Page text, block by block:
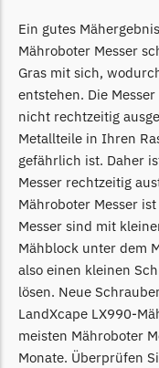
Begrenzungsdraht
MTD
Begrenzungsdraht
NAC
NAC Messer
Begrenzungsdraht
Orbex
Orbex Messer
Begrenzungsdraht
Philips
Ein gutes
Mähroboter Messer
Gras mit sich,
entstehen. Die
nicht rechtzeitig
Metallteile in Ihren
gefährlich ist. Daher
Messer rechtzeitig
Mähroboter Messer
Messer sind mit
Mähblock unter dem
also einen kleinen
lösen. Neue
LandXcape LX990-
meisten Mähroboter
Monate. Überprüfen